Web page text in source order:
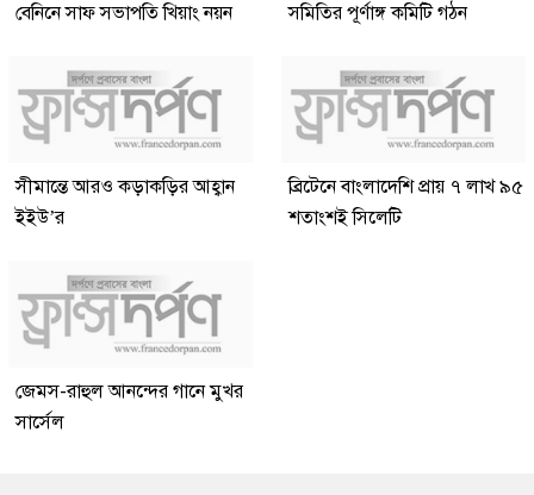
বেনিনে সাফ সভাপতি খিয়াং নয়ন
সমিতির পূর্ণাঙ্গ কমিটি গঠন
সীমান্তে আরও কড়াকড়ির আহ্বান
ইইউ’র
ব্রিটেনে বাংলাদেশি প্রায় ৭ লাখ ৯৫
শতাংশই সিলেটি
জেমস-রাহুল আনন্দের গানে মুখর
সার্সেল